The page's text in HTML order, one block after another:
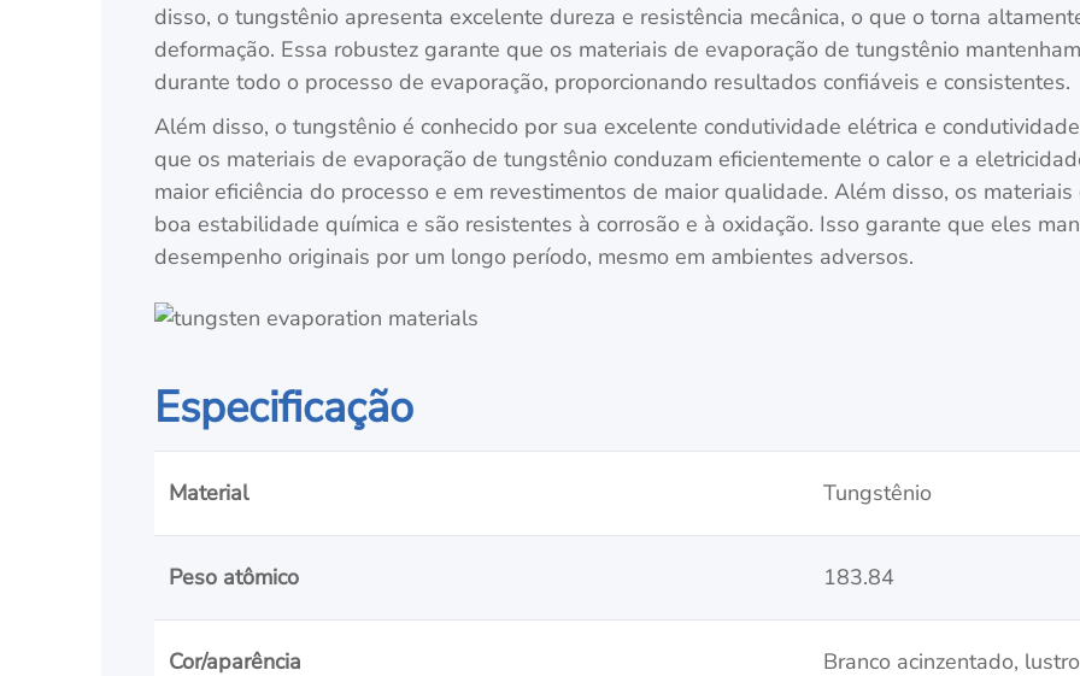
disso, o tungstênio apresenta excelente dureza e resistência mecânica, o que o torna
deformação. Essa robustez garante que os materiais de evaporação de tungstênio
durante todo o processo de evaporação, proporcionando resultados confiáveis e consistentes.
Além disso, o tungstênio é conhecido por sua excelente condutividade elétrica e
que os materiais de evaporação de tungstênio conduzam eficientemente o calor e a
maior eficiência do processo e em revestimentos de maior qualidade. Além disso, os
boa estabilidade química e são resistentes à corrosão e à oxidação. Isso garante que eles
desempenho originais por um longo período, mesmo em ambientes adversos.
Especificação
Material Tungstênio
Peso atômico 183.84
Cor/aparência Branco acinzentado,